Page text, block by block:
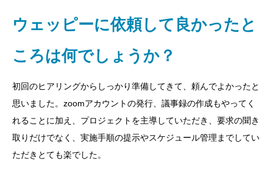
ウェッピーに依頼して良かったと
ころは何でしょうか？
初回のヒアリングからしっかり準備してきて、頼んでよかったと
思いました。zoomアカウントの発行、議事録の作成もやってく
れることに加え、プロジェクトを主導していただき、要求の聞き
取りだけでなく、実施手順の提示やスケジュール管理までしてい
ただきとても楽でした。